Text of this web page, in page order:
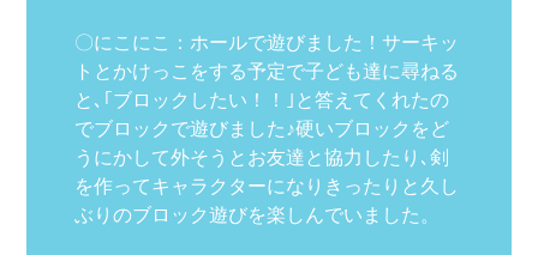
〇にこにこ：ホールで遊びました！サーキッ
トとかけっこをする予定で子ども達に尋ねる
と､｢ブロックしたい！！｣と答えてくれたの
でブロックで遊びました♪硬いブロックをど
うにかして外そうとお友達と協力したり､剣
を作ってキャラクターになりきったりと久し
ぶりのブロック遊びを楽しんでいました。